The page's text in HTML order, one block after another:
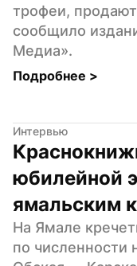
трофеи,
сообщило
Медиа».
Подробнее >
Интервью
юбилейной
ямальским
На Ямале
по численности